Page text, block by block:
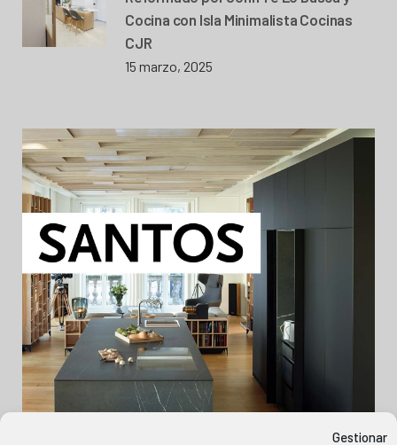
Gestionar
Cocina con Isla Minimalista Cocinas
CJR
15 marzo, 2025